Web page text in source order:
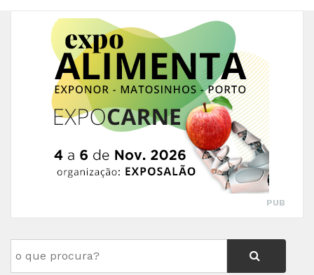
PUB